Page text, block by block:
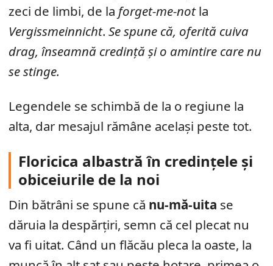
zeci de limbi, de la forget-me-notla
Vergissmeinnicht. Se spune că, oferită cuiva
drag, înseamnă credință și o amintire care nu
se stinge.
Legendele se schimbă de la o regiune la
alta, dar mesajul rămâne același peste tot.
Floricica albastră în credințele și
obiceiurile de la noi
Din bătrâni se spune că nu-mă-uita se
dăruia la despărțiri, semn că cel plecat nu
va fi uitat. Când un flăcău pleca la oaste, la